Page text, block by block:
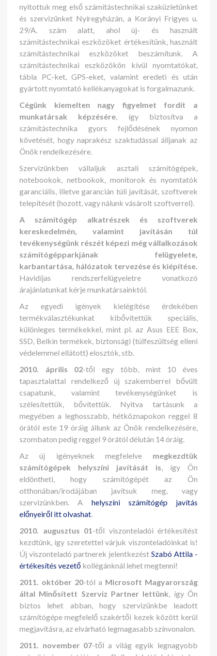
nyitottuk meg első számítástechnikai szaküzletünket
és szervizünket Nyíregyházán, a Korányi Frigyes u.
29/A. szám alatt, ahol új- és használt
számítástechnikai eszközöket értékesítünk, használt
számítástechnikai eszközöket beszámítunk. A
számítástechnikai eszközökön kívül nyomtatókat,
tábla PC-ket, GPS-eket, valamint eredeti és után
gyártott nyomtató kellékanyagokat is forgalmazunk.
Cégünk kiemelten nagy figyelmet fordít a
munkatársak képzésére, így biztosítva a
számítástechnika gyors fejlődésének nyomon
követését, hogy naprakész szaktudással álljanak az
Önök rendelkezésére.
Szervizünkben vállaljuk asztali számítógépek,
notebookok, netbookok, monitorok és nyomtatók
garanciális, illetve garancián túli javítását, szoftverek
telepítését (hozott, vagy nálunk vásárolt szoftverrel).
A számítógép alkatrészek és szoftverek
kereskedelmén, valamint javításán túl
tevékenységünk részét képezi még vállalkozások
számítógépparkjának felügyelete,
karbantartása, hálózatok tervezése és kiépítése.
Havidíjas rendszerfelügyeletre vonatkozó
árajánlatunkat kérje munkatársainktól.
Az egyedi igények kielégítése érdekében
termékválasztékunkat kibővítettük speciális,
különleges termékekkel, mint pl. az Asus EEE Box,
SSD, Belkin termékek, biztonsági (túlfeszültség elleni
védelemmel ellátott) elosztók, stb.
2010. április 02-től egy több, mint 10 éves
tapasztalattal rendelkező új szakemberrel bővült
csapatunk, valamint tevékenységünket is
szélesítettük, bővítettük. Nyitva tartásunk a
megyében a leghosszabb, hétköznapokon reggel 8
órától este 19 óráig állunk az Önök rendelkezésére,
szombaton pedig reggel 9 órától délután 14 óráig.
Az új igényeknek megfelelve megkezdtük
számítógépek helyszíni javítását is, így Ön
eldöntheti, hogy számítógépét az Ön
otthonában/irodájában javítsuk meg, vagy
szervizünkben. A helyszíni számítógép javítás
előnyeiről itt olvashat.
2010. augusztus 01-től viszonteladói értékesítést
kezdtünk, így szeretettel várjuk viszonteladóinkat is!
Új viszonteladó partnerek jelentkezést Szabó Attila -
értékesítés vezető kollégánknál lehet megtenni!
2011. október 20-tól a Microsoft Magyarország
által Minősített Szerviz Partner lettünk, így Ön
biztos lehet abban, hogy szervizünkbe leadott
számítógépe megfelelő szakértői kezek között kerül
megjavításra, az elvárható legmagasabb színvonalon.
2011. november 07-től a világ egyik legnagyobb